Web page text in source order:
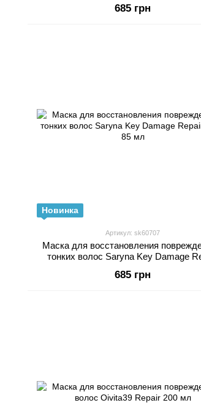
685 грн
Новинка
Артикул: sk60707
Маска для восстановления
тонких волос Saryna Key Damage
685 грн